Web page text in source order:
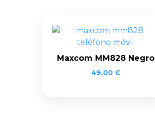
Maxcom MM828 Negro
49,00 €